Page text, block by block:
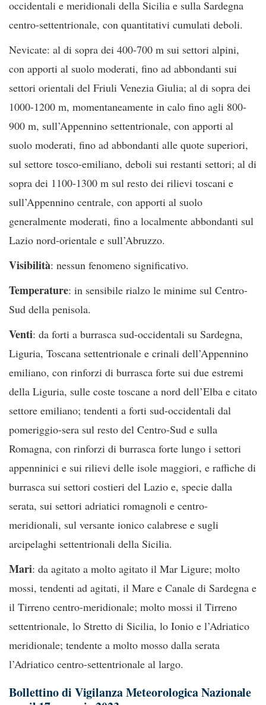
occidentali e meridionali della Sicilia e sulla Sardegna
centro-settentrionale, con quantitativi cumulati deboli.
Nevicate: al di sopra dei 400-700 m sui settori alpini,
con apporti al suolo moderati, fino ad abbondanti sui
settori orientali del Friuli Venezia Giulia; al di sopra dei
1000-1200 m, momentaneamente in calo fino agli 800-
900 m, sull’Appennino settentrionale, con apporti al
suolo moderati, fino ad abbondanti alle quote superiori,
sul settore tosco-emiliano, deboli sui restanti settori; al di
sopra dei 1100-1300 m sul resto dei rilievi toscani e
sull’Appennino centrale, con apporti al suolo
generalmente moderati, fino a localmente abbondanti sul
Lazio nord-orientale e sull’Abruzzo.
Visibilità: nessun fenomeno significativo.
Temperature: in sensibile rialzo le minime sul Centro-
Sud della penisola.
Venti: da forti a burrasca sud-occidentali su Sardegna,
Liguria, Toscana settentrionale e crinali dell’Appennino
emiliano, con rinforzi di burrasca forte sui due estremi
della Liguria, sulle coste toscane a nord dell’Elba e citato
settore emiliano; tendenti a forti sud-occidentali dal
pomeriggio-sera sul resto del Centro-Sud e sulla
Romagna, con rinforzi di burrasca forte lungo i settori
appenninici e sui rilievi delle isole maggiori, e raffiche di
burrasca sui settori costieri del Lazio e, specie dalla
serata, sui settori adriatici romagnoli e centro-
meridionali, sul versante ionico calabrese e sugli
arcipelaghi settentrionali della Sicilia.
Mari: da agitato a molto agitato il Mar Ligure; molto
mossi, tendenti ad agitati, il Mare e Canale di Sardegna e
il Tirreno centro-meridionale; molto mossi il Tirreno
settentrionale, lo Stretto di Sicilia, lo Ionio e l’Adriatico
meridionale; tendente a molto mosso dalla serata
l’Adriatico centro-settentrionale al largo.
Bollettino di Vigilanza Meteorologica Nazionale